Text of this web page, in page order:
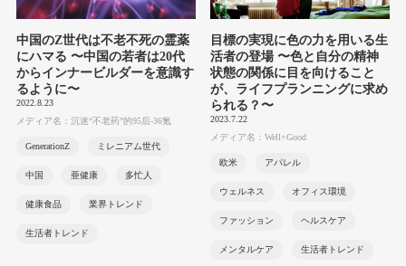
中国のZ世代は不老不死の霊薬
にハマる 〜中国の若者は20代
からインナービルダーを意識す
るように〜
2022.8.23
メディア名：沉迷“不老药”的95后-36氪
GenerationZ ミレニアム世代
中国 亜健康 多忙人
健康食品 業界トレンド
生活者トレンド
目標の実現に色の力を用いる生
活者の登場 〜色と自分の精神
状態の関係に目を向けること
が、ライフプランニングに求め
られる？〜
2023.7.22
メディア名：Well+Good
欧米 アパレル
ウェルネス オフィス環境
ファッション ヘルスケア
メンタルケア 生活者トレンド